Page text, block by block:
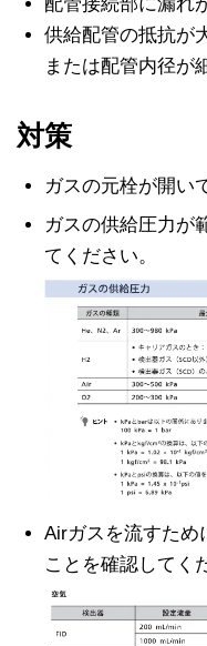
供給配管の抵抗が
または配管内径が
対策
ガスの元栓が開い
ガスの供給圧力が
てください。
Airガスを流すため
ことを確認してく